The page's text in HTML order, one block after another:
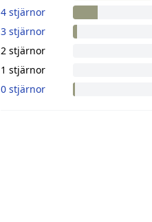
4 stjärnor
3 stjärnor
2 stjärnor
1 stjärnor
0 stjärnor